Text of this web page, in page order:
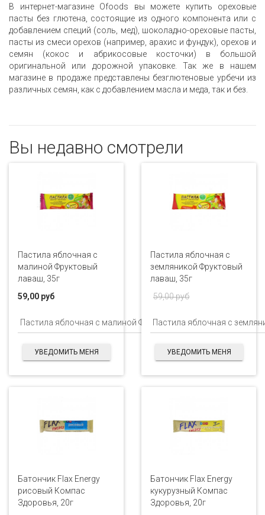
В интернет-магазине Ofoods вы можете купить ореховые
пасты без глютена, состоящие из одного компонента или с
добавлением специй (соль, мед), шоколадно-ореховые пасты,
пасты из смеси орехов (например, арахис и фундук), орехов и
семян (кокос и абрикосовые косточки) в большой
оригинальной или дорожной упаковке. Так же в нашем
магазине в продаже представлены безглютеновые урбечи из
различных семян, как с добавлением масла и меда, так и без.
Вы недавно смотрели
Пастила яблочная с
малиной Фруктовый
лаваш, 35г
59,00 руб
УВЕДОМИТЬ МЕНЯ
Пастила яблочная с
земляникой Фруктовый
лаваш, 35г
59,00 руб
УВЕДОМИТЬ МЕНЯ
Батончик Flax Energy
рисовый Компас
Здоровья, 20г
Батончик Flax Energy
кукурузный Компас
Здоровья, 20г